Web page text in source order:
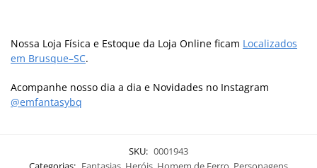
Nossa Loja Física e Estoque da Loja Online ficam Localizados
em Brusque–SC.
Acompanhe nosso dia a dia e Novidades no Instagram
@emfantasybq
SKU: 0001943